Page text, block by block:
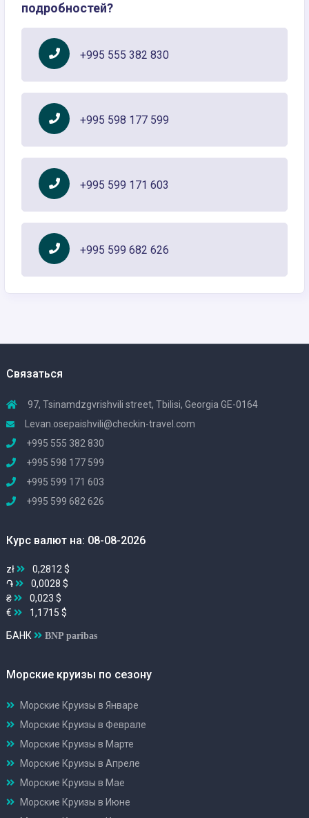
подробностей?
+995 555 382 830
+995 598 177 599
+995 599 171 603
+995 599 682 626
Связаться
97, Tsinamdzgvrishvili street, Tbilisi, Georgia GE-0164
Levan.osepaishvili@checkin-travel.com
+995 555 382 830
+995 598 177 599
+995 599 171 603
+995 599 682 626
Курс валют на: 08-08-2026
zł
0,2812 $
֏
0,0028 $
₴
0,023 $
€
1,1715 $
БАНК BNP paribas
Морские круизы по сезону
Морские Круизы в Январе
Морские Круизы в Феврале
Морские Круизы в Марте
Морские Круизы в Апреле
Морские Круизы в Мае
Морские Круизы в Июне